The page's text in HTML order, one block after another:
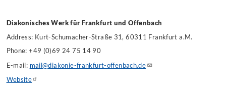
Diakonisches Werk für Frankfurt und Offenbach
Address: Kurt-Schumacher-Straße 31, 60311 Frankfurta.M.
Phone: +49 (0)69 24 75 14 90
E-mail: mail@diakonie-frankfurt-offenbach.de
Website